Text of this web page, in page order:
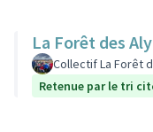
La Forêt des
Collectif La Forêt
Retenue par le tri